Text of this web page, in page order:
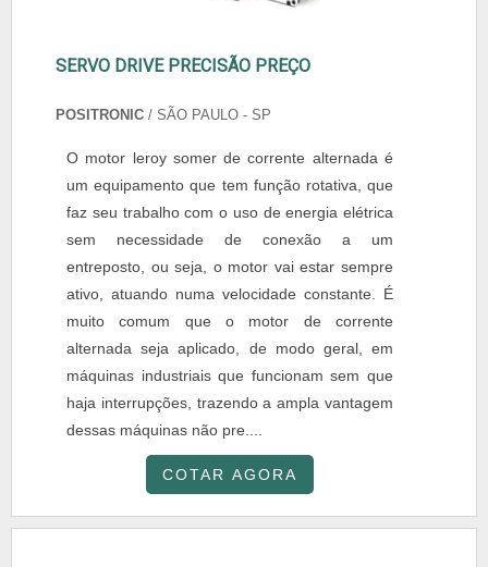
SERVO DRIVE PRECISÃO PREÇO
POSITRONIC / SÃO PAULO - SP
O motor leroy somer de corrente alternada é
um equipamento que tem função rotativa, que
faz seu trabalho com o uso de energia elétrica
sem necessidade de conexão a um
entreposto, ou seja, o motor vai estar sempre
ativo, atuando numa velocidade constante. É
muito comum que o motor de corrente
alternada seja aplicado, de modo geral, em
máquinas industriais que funcionam sem que
haja interrupções, trazendo a ampla vantagem
dessas máquinas não pre....
COTAR AGORA